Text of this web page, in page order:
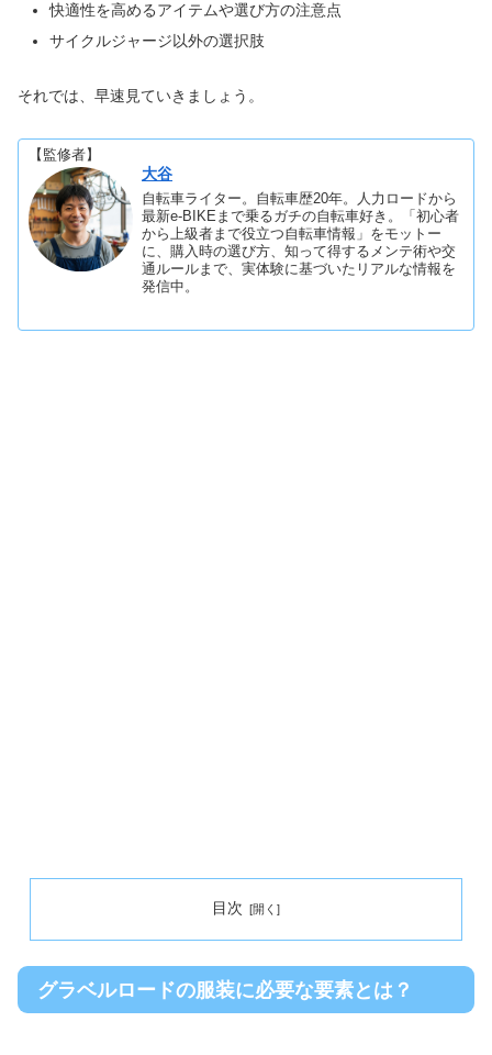
快適性を高めるアイテムや選び方の注意点
サイクルジャージ以外の選択肢
それでは、早速見ていきましょう。
【監修者】
大谷
自転車ライター。自転車歴20年。人力ロードから
最新e-BIKEまで乗るガチの自転車好き。「初心者
から上級者まで役立つ自転車情報」をモットー
に、購入時の選び方、知って得するメンテ術や交
通ルールまで、実体験に基づいたリアルな情報を
発信中。
目次
グラベルロードの服装に必要な要素とは？